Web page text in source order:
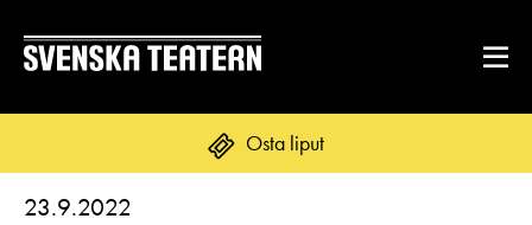
Osta liput
Suomi
23.9.2022